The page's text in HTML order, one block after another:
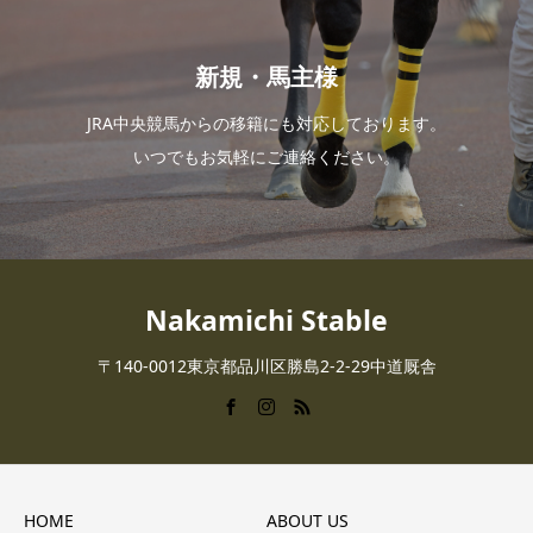
新規・馬主様
JRA中央競馬からの移籍にも対応しております。
いつでもお気軽にご連絡ください。
Nakamichi Stable
〒140-0012東京都品川区勝島2-2-29中道厩舎
HOME ABOUT US